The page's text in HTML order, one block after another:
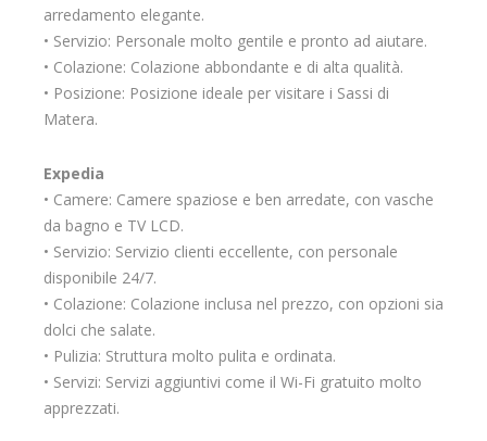
arredamento elegante.
• Servizio: Personale molto gentile e pronto ad aiutare.
• Colazione: Colazione abbondante e di alta qualità.
• Posizione: Posizione ideale per visitare i Sassi di
Matera.
Expedia
• Camere: Camere spaziose e ben arredate, con vasche
da bagno e TV LCD.
• Servizio: Servizio clienti eccellente, con personale
disponibile 24/7.
• Colazione: Colazione inclusa nel prezzo, con opzioni sia
dolci che salate.
• Pulizia: Struttura molto pulita e ordinata.
• Servizi: Servizi aggiuntivi come il Wi-Fi gratuito molto
apprezzati.